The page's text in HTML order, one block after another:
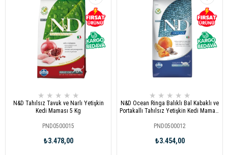
★ ★ ★ ★ ★
N&D Tahılsız Tavuk ve Narlı Yetişkin
Kedi Maması 5 Kg
PND0500015
₺3.478,00
★ ★ ★ ★ ★
N&D Ocean Ringa Balıklı Bal Kabaklı ve
Portakallı Tahılsız Yetişkin Kedi Maması
PND0500012
₺3.454,00